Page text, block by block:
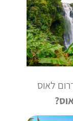
לאוס